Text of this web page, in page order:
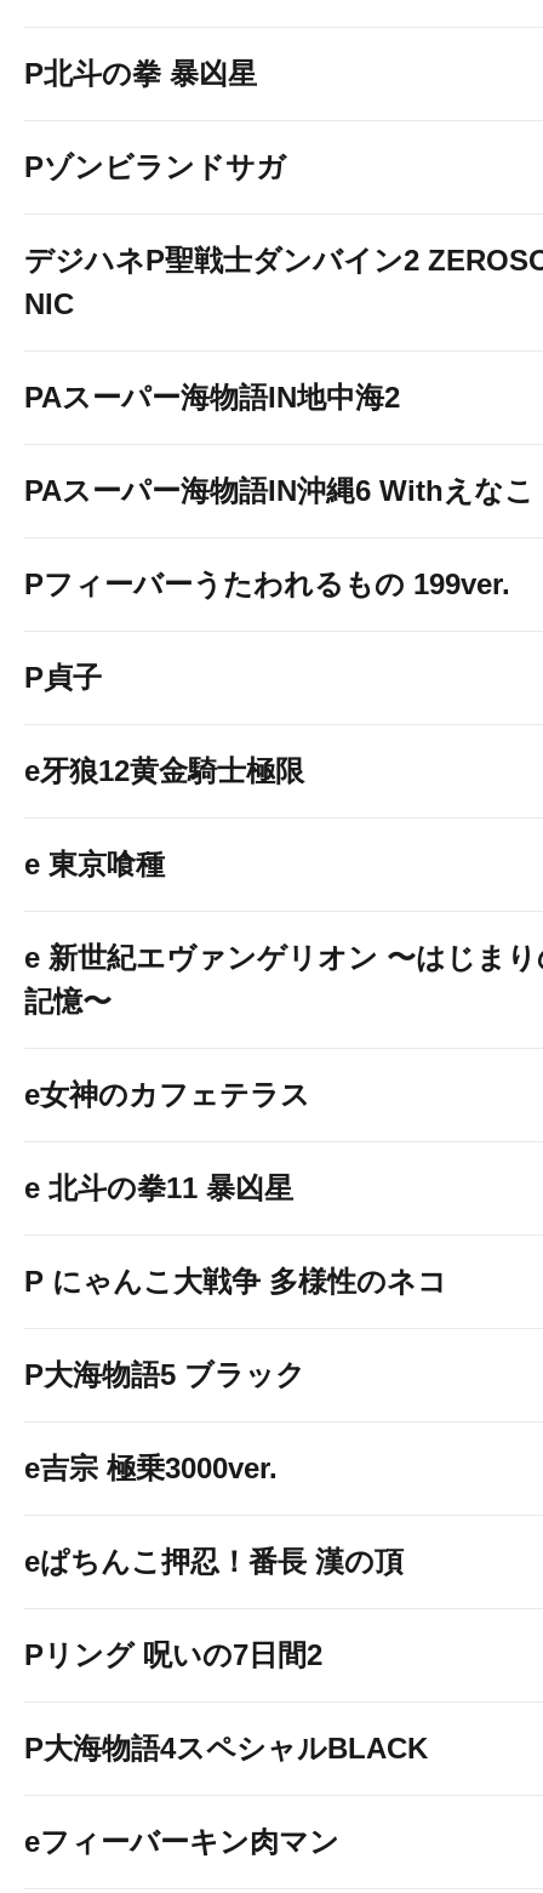
P北斗の拳 暴凶星
Pゾンビランドサガ
デジハネP聖戦士ダンバイン2
NIC
PAスーパー海物語IN地中海2
PAスーパー海物語IN沖縄6 Withえなこ
Pフィーバーうたわれるもの 199ver.
P貞子
e牙狼12黄金騎士極限
e 東京喰種
e 新世紀エヴァンゲリオン 〜はじま
記憶〜
e女神のカフェテラス
e 北斗の拳11 暴凶星
P にゃんこ大戦争 多様性のネコ
P大海物語5 ブラック
e吉宗 極乗3000ver.
eぱちんこ押忍！番長 漢の頂
Pリング 呪いの7日間2
P大海物語4スペシャルBLACK
eフィーバーキン肉マン